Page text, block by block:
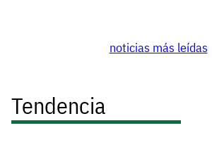
noticias más leídas
Tendencia